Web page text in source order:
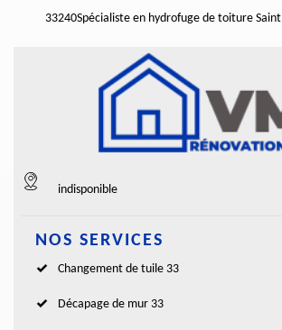
33240Spécialiste en hydrofuge de toiture
indisponible
NOS SERVICES
Changement de tuile 33
Décapage de mur 33